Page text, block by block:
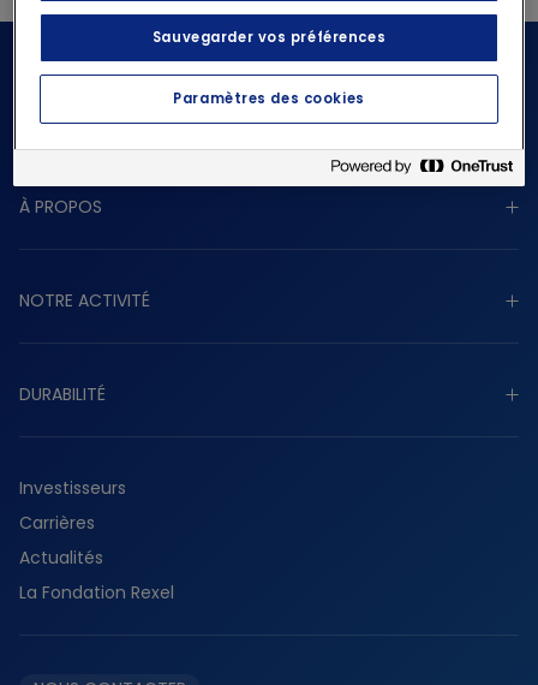
À PROPOS
Stratégie
Gouvernance
NOTRE ACTIVITÉ
Tertiaire
Résidentiel
Services
Fournisseurs
DURABILITÉ
Investisseurs
Carrières
Actualités
La Fondation Rexel
Sauvegarder vos préférences
Paramètres des cookies